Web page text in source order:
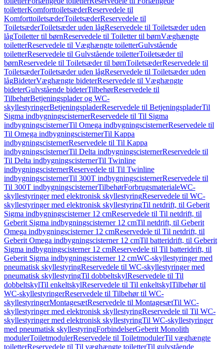
toiletterKomforttoiletsæderReservedele til
KomforttoiletsæderToiletsæderReservedele til
ToiletsæderToiletsæder uden lågReservedele til Toiletsæder uden
lågToiletter til børnReservedele til Toiletter til børnVæghængte
toiletterReservedele til Væghængte toiletterGulvstående
toiletterReservedele til Gulvstående toiletterToiletsæder til
børnReservedele til Toiletsæder til børnToiletsæderReservedele til
ToiletsæderToiletsæder uden lågReservedele til Toiletsæder uden
lågBideterVæghængte bideterReservedele til Væghængte
bideterGulvstående bideterTilbehørReservedele til
TilbehørBetjeningsplader og WC-
skyllestyringerBetjeningspladerReservedele til BetjeningspladerTil
Sigma indbygningscisternerReservedele til Til Sigma
indbygningscisternerTil Omega indbygningscisternerReservedele til
Til Omega indbygningscisternerTil Kappa
indbygningscisternerReservedele til Til Kappa
indbygningscisternerTil Delta indbygningscisternerReservedele til
Til Delta indbygningscisternerTil Twinline
indbygningscisternerReservedele til Til Twinline
indbygningscisternerTil 300T indbygningscisternerReservedele til
Til 300T indbygningscisternerTilbehørForbrugsmaterialeWC-
skyllestyringer med elektronisk skyllestyringReservedele til WC-
skyllestyringer med elektronisk skyllestyringTil netdrift, til Geberit
Sigma indbygningscisterner 12 cmReservedele til Til netdrift, til
Geberit Sigma indbygningscisterner 12 cmTil netdrift, til Geberit
Omega indbygningscisterner 12 cmReservedele til Til netdrift, til
Geberit Omega indbygningscisterner 12 cmTil batteridrift, til Geberit
Sigma indbygningscisterner 12 cmReservedele til Til batteridrift, til
Geberit Sigma indbygningscisterner 12 cmWC-skyllestyringer med
pneumatisk skyllestyringReservedele til WC-skyllestyringer med
pneumatisk skyllestyringTil dobbeltskylReservedele til Til
dobbeltskylTil enkeltskylReservedele til Til enkeltskylTilbehør til
WC-skyllestyringerReservedele til Tilbehør til WC-
skyllestyringerMontagesætReservedele til MontagesætTil WC-
skyllestyringer med elektronisk skyllestyringReservedele til Til WC-
skyllestyringer med elektronisk skyllestyringTil WC-skyllestyringer
med pneumatisk skyllestyringForbindelserGeberit Monolith
modulerToiletmodulerReservedele til ToiletmodulerTil væghængte
toiletterReservedele til Til væghængte toiletterTil gulvstående